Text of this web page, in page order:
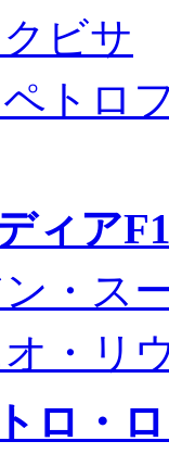
ビサ
トロ
ィア
・ス
・リ
ロ・